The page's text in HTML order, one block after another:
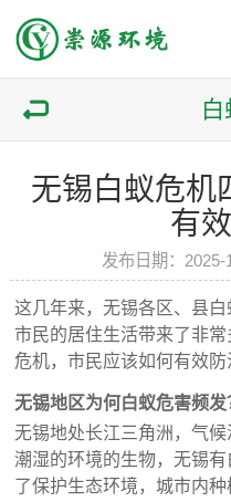
白
无锡白蚁危机
有
发布日期：
这几年来，无锡各区、县
市民的居住生活带来了非
危机，市民应该如何有效防
无锡地区为何白蚁危害频发
无锡地处长江三角洲，气
潮湿的环境的生物，无锡
了保护生态环境，城市内